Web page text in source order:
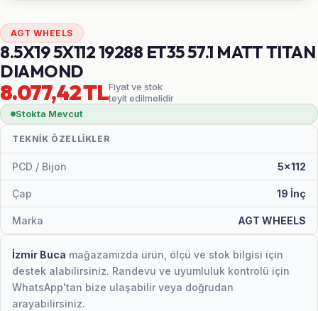
AGT WHEELS
8.5X19 5X112 19288 ET35 57.1 MATT TITAN
DIAMOND
8.077,42 TLFiyat ve stok
teyit edilmelidir
Stokta Mevcut
TEKNIK ÖZELLIKLER
PCD / Bijon 5x112
Çap 19 İnç
Marka AGT WHEELS
İzmir Buca mağazamızda ürün, ölçü ve stok bilgisi için
destek alabilirsiniz. Randevu ve uyumluluk kontrolü için
WhatsApp'tan bize ulaşabilir veya doğrudan
arayabilirsiniz.